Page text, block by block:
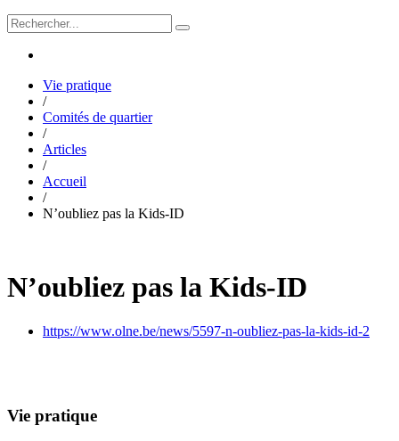
Vie pratique
/
Comités de quartier
/
Articles
/
Accueil
/
N’oubliez pas la Kids-ID
N’oubliez pas la Kids-ID
https://www.olne.be/news/5597-n-oubliez-pas-la-kids-id-2
Vie pratique